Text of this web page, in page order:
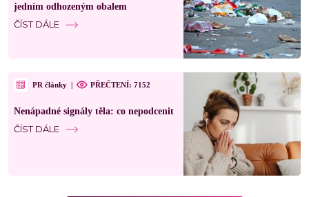
jedním odhozeným obalem
ČÍST DÁLE
PR články | PŘEČTENÍ: 7152
Nenápadné signály těla: co nepodcenit
ČÍST DÁLE